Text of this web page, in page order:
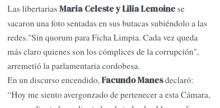
Las libertarias Maria Celeste y Lilia Lemoine se
sacaron una foto sentadas en sus butacas subiéndolo a las
redes."Sin quorum para Ficha Limpia. Cada vez queda
más claro quienes son los cómplices de la corrupción",
arremetió la parlamentaria cordobesa.
En un discurso encendido,Facundo Manesdeclaró:
“Hoy me siento avergonzado de pertenecer a esta Cámara,